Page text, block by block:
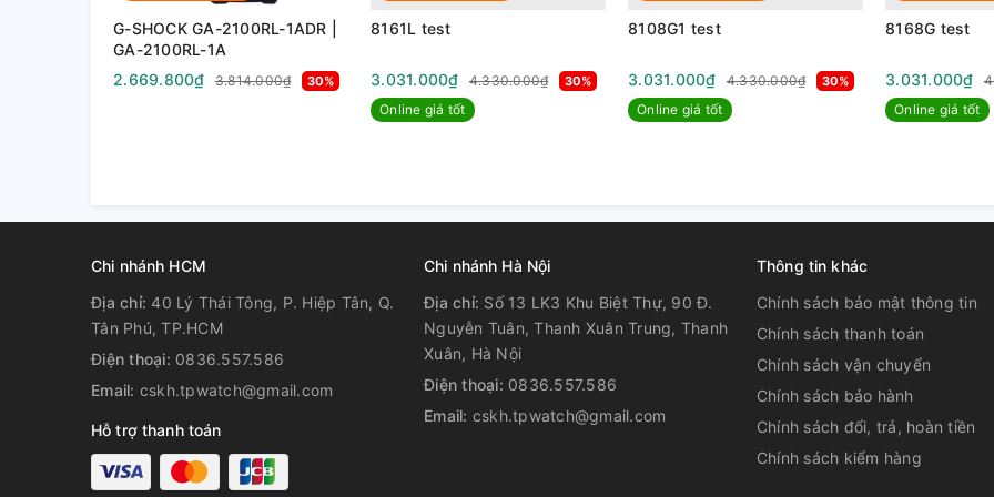
phát minh mang tính cách mạng của ngành công nghiệp sản xuất “máy đo thời gian” cùng nhiều
ngành công nghiệp có liên quan mang tên thương hiệu
hồ Seikotrở thành một trong những trang sử huy hoàng nhất thế giới đồng hồ.
G-SHOCK GA-2100RL-1ADR |
GA-2100RL-1A
2.669.800₫
3.814.000₫ 30%
8161L test
3.031.000₫ 4.330.000₫ 30%
Online giá tốt
8108G1 test
3.031.000₫ 4.330.000₫ 30%
Online giá tốt
8168G test
3.031.000₫
Online giá tốt
Chi nhánh HCM
Địa chỉ: 40 Lý Thái Tông, P. Hiệp Tân, Q.
Tân Phú, TP.HCM
Điện thoại: 0836.557.586
Email: cskh.tpwatch@gmail.com
Hỗ trợ thanh toán
Chi nhánh Hà Nội
Địa chỉ: Số 13 LK3 Khu Biệt Thự, 90 Đ.
Nguyễn Tuân, Thanh Xuân Trung, Thanh
Xuân, Hà Nội
Điện thoại: 0836.557.586
Email: cskh.tpwatch@gmail.com
Thông tin khác
Chính sách bảo mật thông tin
Chính sách thanh toán
Chính sách vận chuyển
Chính sách bảo hành
Chính sách đổi, trả, hoàn tiền
Chính sách kiểm hàng